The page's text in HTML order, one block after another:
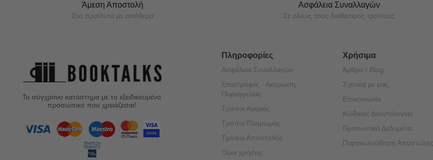
Άμεση Αποστολή
Στα προϊόντα με απόθεμα
Ασφάλεια Συναλλαγών
Σε όλους τους διαθέσιμος τρόπους
Το σύγχρονο κατάστημα με το εξειδικευμένο
προσωπικό που χρειάζεσαι!
Πληροφορίες
Ασφάλεια Συναλλαγών
Επιστροφές - Ακύρωση
Παραγγελίας
Τρόποι Αγοράς
Τρόποι Πληρωμής
Τρόποι Αποστολής
Όροι χρήσης
Χρήσιμα
Άρθρα / Blog
Σχετικά με μας
Επικοινωνία
Κώδικας Δεοντολογίας
Προσωπικά Δεδομένα
Παρακολούθηση Αποστολής